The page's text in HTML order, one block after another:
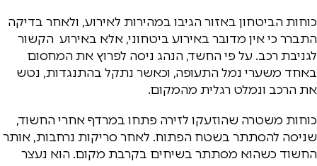
כוחות הביטחון באזור הגיבו במהירות לאירוע, ולאחר בדיקה
התברר כי אין מדובר באירוע ביטחוני, אלא באירוע הקשור
לגניבת רכב. על פי החשד, הנהג ניסה לפרוץ את המחסום
באחד משערי נמל התעופה, וכאשר נתקל בהתנגדות, נטש
את הרכב ונמלט רגלית מהמקום.
כוחות משטרה שהוזעקו לזירה פתחו במרדף אחרי החשוד,
שניסה להסתתר בשטח הפתוח. לאחר סריקות נרחבות, אותר
החשוד כשהוא מסתתר בשיחים בקרבת מקום. הוא נעצר